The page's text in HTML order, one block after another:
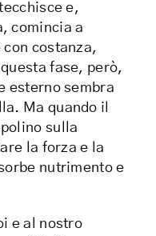
e,
comincia a
costanza,
fase, però,
esterno sembra
Ma quando il
sulla
la forza e la
nutrimento e
e al nostro